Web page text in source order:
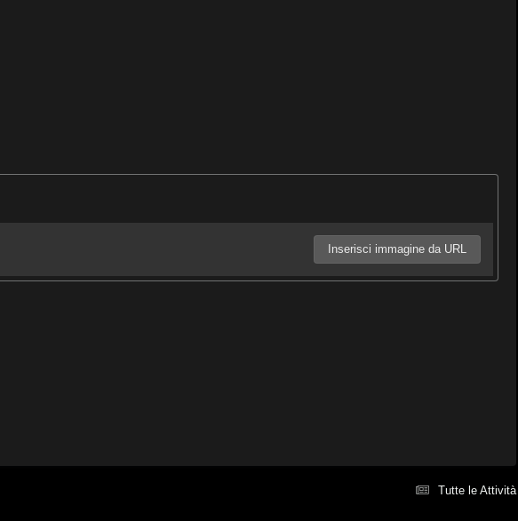
Inserisci immagine da URL
Tutte le Attività